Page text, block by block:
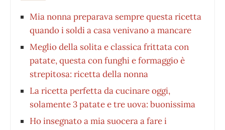
Mia nonna preparava sempre questa ricetta
quando i soldi a casa venivano a mancare
Meglio della solita e classica frittata con
patate, questa con funghi e formaggio è
strepitosa: ricetta della nonna
La ricetta perfetta da cucinare oggi,
solamente 3 patate e tre uova: buonissima
Ho insegnato a mia suocera a fare i